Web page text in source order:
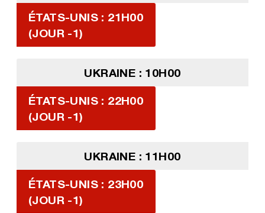
ÉTATS-UNIS : 21H00
(JOUR -1)
UKRAINE : 10H00
ÉTATS-UNIS : 22H00
(JOUR -1)
UKRAINE : 11H00
ÉTATS-UNIS : 23H00
(JOUR -1)